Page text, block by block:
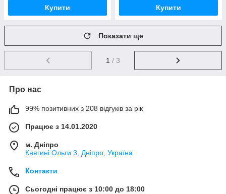
Купити Купити
Показати ще
1 / 3
Про нас
99% позитивних з 208 відгуків за рік
Працює з 14.01.2020
м. Дніпро
Княгині Ольги 3, Дніпро, Україна
Контакти
Сьогодні працює з 10:00 до 18:00